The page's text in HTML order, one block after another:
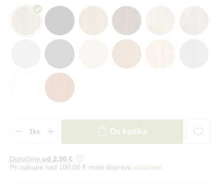
Do košíka
Doručíme od 2,90 €
Pri nákupe nad 100,00 € máte dopravu zadarmo